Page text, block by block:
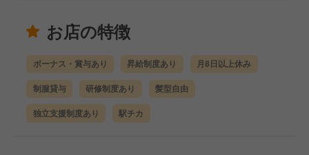
お店の特徴
ボーナス・賞与あり 昇給制度あり 月8日以上休み
制服貸与 研修制度あり 髪型自由
独立支援制度あり 駅チカ